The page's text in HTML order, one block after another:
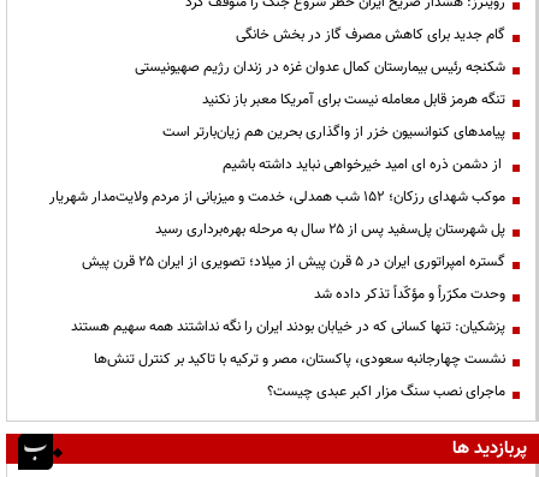
گام جدید برای کاهش مصرف گاز در بخش خانگی
شکنجه رئیس بیمارستان کمال عدوان غزه در زندان رژیم صهیونیستی
تنگه هرمز قابل معامله نیست برای آمریکا معبر باز نکنید
پیامدهای کنوانسیون خزر از واگذاری بحرین هم زیان‌بارتر است
از دشمن ذره ای امید خیرخواهی نباید داشته باشیم
موکب شهدای رزکان؛ ۱۵۲ شب همدلی، خدمت و میزبانی از مردم ولایت‌مدار شهریار
پل شهرستان پل‌سفید پس از ۲۵ سال به مرحله بهره‌برداری رسید
گستره امپراتوری ایران در ۵ قرن پیش از میلاد؛ تصویری از ایران ۲۵ قرن پیش
وحدت مکرّراً و مؤکّداً تذکر داده شد
پزشکیان: تنها کسانی که در خیابان بودند ایران را نگه نداشتند همه سهیم هستند
نشست چهارجانبه سعودی، پاکستان، مصر و ترکیه با تاکید بر کنترل تنش‌ها
ماجرای نصب سنگ مزار اکبر عبدی چیست؟
پربازدید ها